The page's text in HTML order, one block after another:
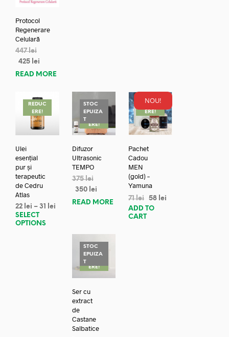
Protocol
Regenerare
Celulară
447lei
425 lei
READ MORE
REDUC
ERE!
Ulei
esențial
pur și
terapeutic
de Cedru
Atlas
22 lei – 31
lei
SELECT
OPTIONS
STOC
EPUIZA
TREDUC
ERE!
Difuzor
Ultrasonic
TEMPO
375lei
350 lei
READ MORE
NOU!
REDUC
ERE!
Pachet
Cadou
MEN
(gold) –
Yamuna
71lei 58 lei
ADD TO
CART
STOC
EPUIZA
TREDUC
ERE!
Ser cu
extract
de
Castane
Salbatice